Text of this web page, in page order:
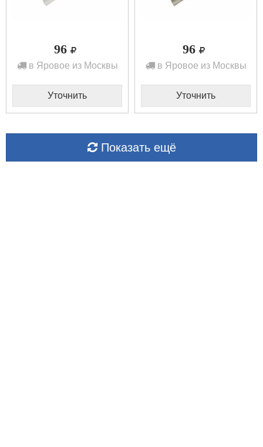
96
в Яровое из Москвы
Уточнить
96
в Яровое из Москвы
Уточнить
Показать ещё